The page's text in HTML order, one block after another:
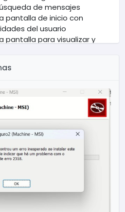
de mensajes
pantalla de inicio con
del usuario
pantalla para visualizar y
en el chat
y mejoras generales
del sistema
del consumo de